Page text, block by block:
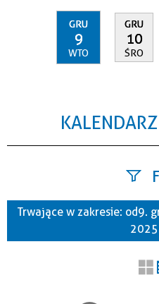
GRU
9
WTO
GRU
10
ŚRO
Szukana fraza
Trwające w zakresie: od 9.
2025